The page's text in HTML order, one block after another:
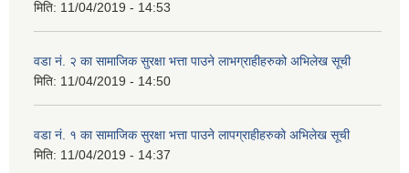
मिति: 11/04/2019 - 14:53
वडा नं. २ का सामाजिक सुरक्षा भत्ता पाउने लाभग्राहीहरुको अभिलेख सूची
मिति: 11/04/2019 - 14:50
वडा नं. १ का सामाजिक सुरक्षा भत्ता पाउने लापग्राहीहरुको अभिलेख सूची
मिति: 11/04/2019 - 14:37